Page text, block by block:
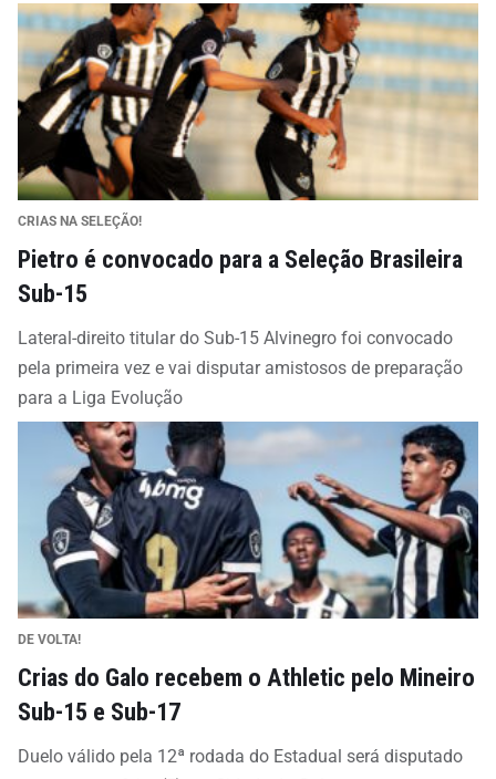
CRIAS NA SELEÇÃO!
Pietro é convocado para a Seleção Brasileira
Sub-15
Lateral-direito titular do Sub-15 Alvinegro foi convocado
pela primeira vez e vai disputar amistosos de preparação
para a Liga Evolução
DE VOLTA!
Crias do Galo recebem o Athletic pelo Mineiro
Sub-15 e Sub-17
Duelo válido pela 12ª rodada do Estadual será disputado